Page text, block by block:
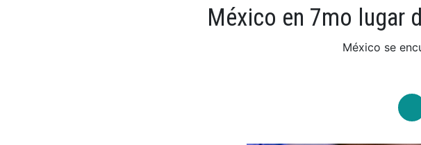
México en 7mo lugar
México se